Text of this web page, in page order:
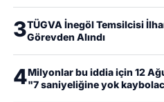
3TÜGVA İnegöl Temsilcisi
Görevden Alındı
4Milyonlar bu iddia için 12
"7 saniyeliğine yok